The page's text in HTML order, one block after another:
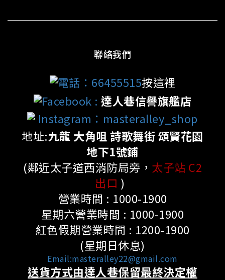
聯絡我們
電話：66455515按這裡
Facebook :達人巷信譽旗艦店
Instagram：masteralley_shop
地址:九龍 大角咀 詩歌舞街 頌賢花園
地下1號鋪
(鄰近太子道西消防局旁， 太子站 C2
出口 )
營業時間 : 1000-1900
星期六營業時間 : 1000-1900
紅色假期營業時間 : 1200-1900
(星期日休息)
Email:masteralley22@gmail.com
送貨方式由達人巷保留最終決定權